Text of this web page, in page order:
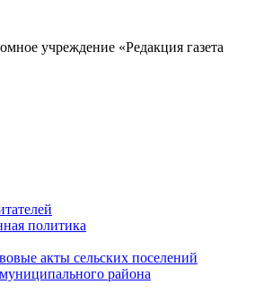
учреждение «Редакция газета
политика
акты сельских поселений
района